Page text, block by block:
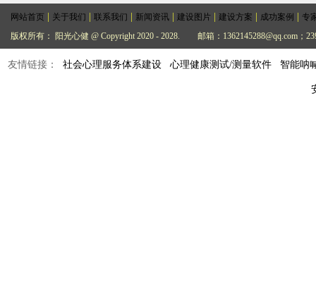
网站首页 关于我们 联系我们 新闻资讯 建设图片 建设方案 成功案例
专
版权所有： 阳光心健 @ Copyright 2020 - 2028.
邮箱：1362145288@qq.com；
友情链接： 社会心理服务体系建设 心理健康测试/测量软件 智能呐